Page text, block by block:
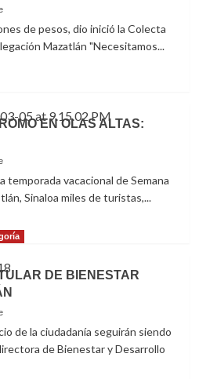
de pesos, dio inició la Colecta
Mazatlán "Necesitamos...
EN OLAS ALTAS:
temporada vacacional de Semana
Sinaloa miles de turistas,...
DE BIENESTAR
de la ciudadanía seguirán siendo
de Bienestar y Desarrollo